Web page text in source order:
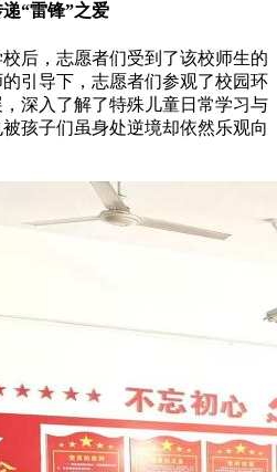
“雷锋”之爱
后，志愿者们受到了该校师生的
引导下，志愿者们参观了校园环
深入了解了特殊儿童日常学习与
孩子们虽身处逆境却依然乐观向